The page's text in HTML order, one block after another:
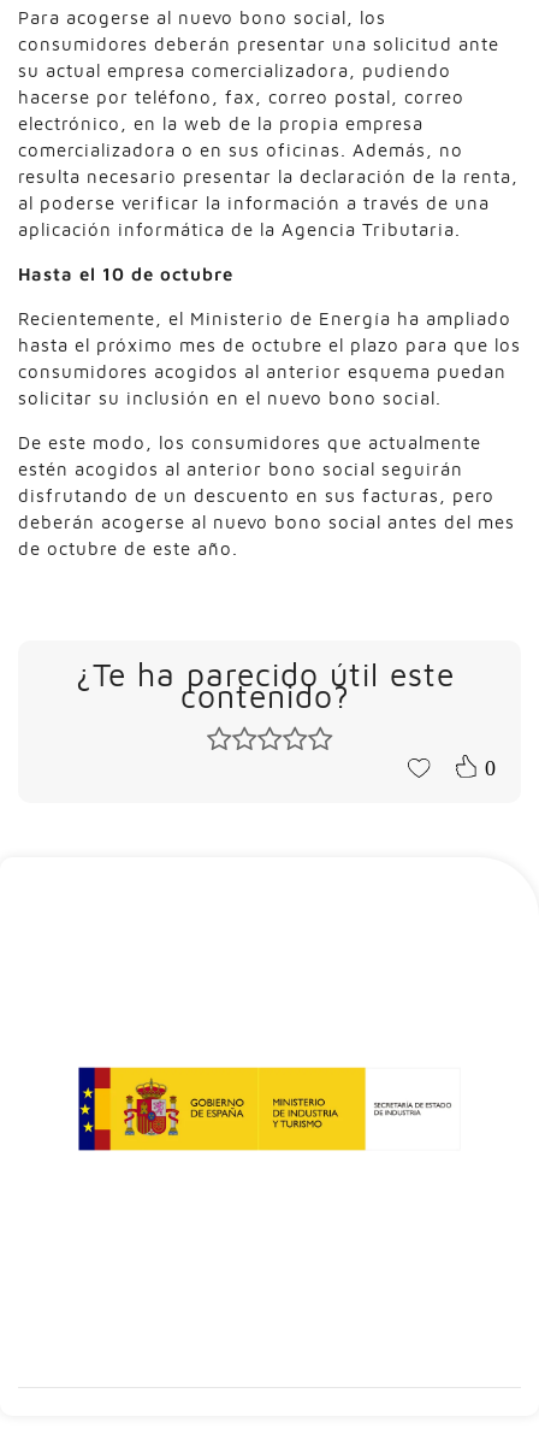
Para acogerse al nuevo bono social, los
consumidores deberán presentar una solicitud ante
su actual empresa comercializadora, pudiendo
hacerse por teléfono, fax, correo postal, correo
electrónico, en la web de la propia empresa
comercializadora o en sus oficinas. Además, no
resulta necesario presentar la declaración de la renta,
al poderse verificar la información a través de una
aplicación informática de la Agencia Tributaria.
Hasta el 10 de octubre
Recientemente, el Ministerio de Energía ha ampliado
hasta el próximo mes de octubre el plazo para que los
consumidores acogidos al anterior esquema puedan
solicitar su inclusión en el nuevo bono social.
De este modo, los consumidores que actualmente
estén acogidos al anterior bono social seguirán
disfrutando de un descuento en sus facturas, pero
deberán acogerse al nuevo bono social antes del mes
de octubre de este año.
¿Te ha parecido útil este
contenido?
0